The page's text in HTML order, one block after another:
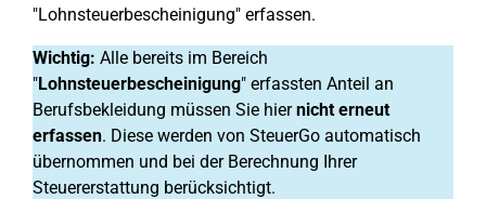
"Lohnsteuerbescheinigung" erfassen.
Wichtig: Alle bereits im Bereich
"Lohnsteuerbescheinigung" erfassten Anteil an
Berufsbekleidung müssen Sie hiernicht erneut
erfassen. Diese werden von SteuerGo automatisch
übernommen und bei der Berechnung Ihrer
Steuererstattung berücksichtigt.